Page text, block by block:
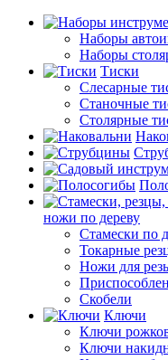
Наборы
Наборы
Тиски
Слесарные
Станочные
Столярные
ножи по дереву
Стамески по
Токарные
Ножи для
Скобели
Ключи
Ключи
Ключи